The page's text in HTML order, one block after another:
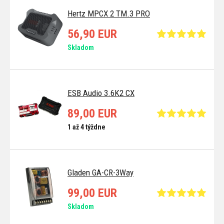
Hertz MPCX 2 TM.3 PRO
56,90 EUR
Skladom
ESB Audio 3.6K2 CX
89,00 EUR
1 až 4 týždne
Gladen GA-CR-3Way
99,00 EUR
Skladom